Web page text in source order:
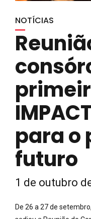
NOTÍCIAS
para o
futuro
1 de outubro
De 26 a 27 de